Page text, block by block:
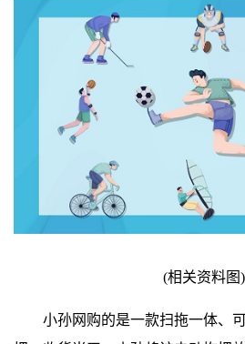
(相关资料图)
小孙网购的是一款扫拖一体、